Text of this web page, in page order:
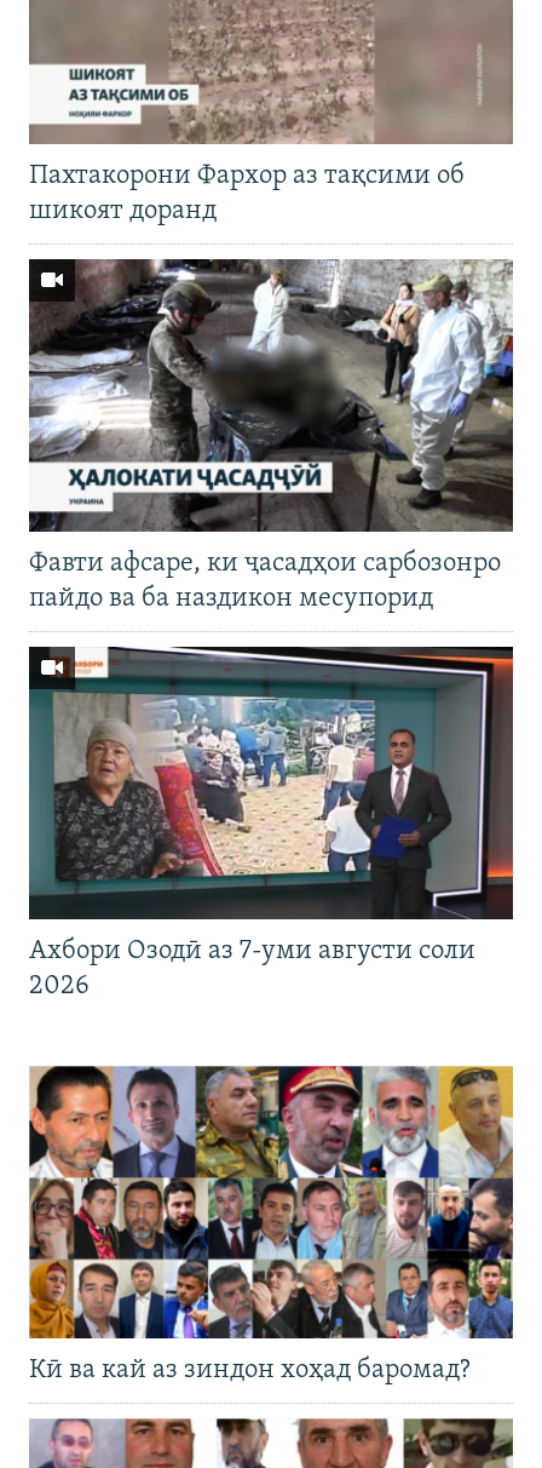
Пахтакорони Фархор аз тақсими об
шикоят доранд
Фавти афсаре, ки ҷасадҳои сарбозонро
пайдо ва ба наздикон месупорид
Ахбори Озодӣ аз 7-уми августи соли
2026
Кӣ ва кай аз зиндон хоҳад баромад?